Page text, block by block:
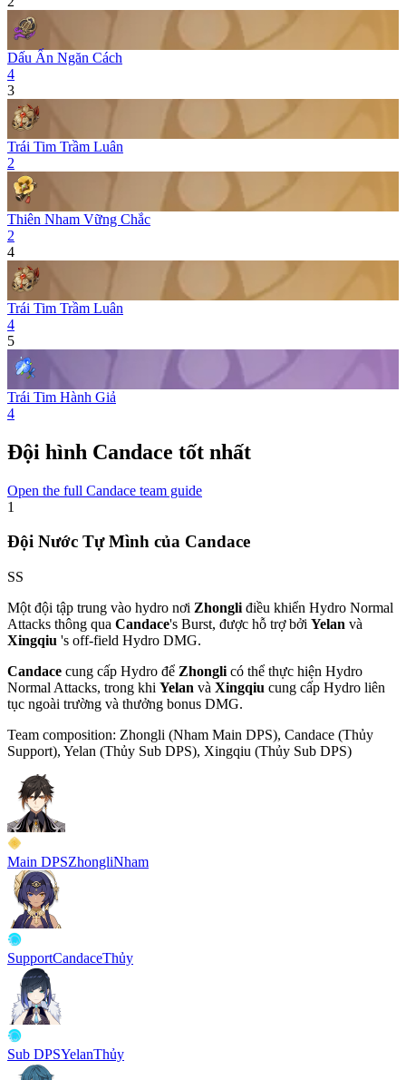
Dấu Ấn Ngăn Cách
4
3
Trái Tim Trầm Luân
2
Thiên Nham Vững Chắc
2
4
Trái Tim Trầm Luân
4
5
Trái Tim Hành Giả
4
Đội hình Candace tốt nhất
Open the full Candace team guide
1
Đội Nước Tự Mình của Candace
SS
Một đội tập trung vào hydro nơi Zhongli điều khiển Hydro Normal
Attacks thông qua Candace's Burst, được hỗ trợ bởi Yelan và
Xingqiu 's off-field Hydro DMG.
Candace cung cấp Hydro để Zhongli có thể thực hiện Hydro
Normal Attacks, trong khi Yelan và Xingqiu cung cấp Hydro liên
tục ngoài trường và thưởng bonus DMG.
Team composition: Zhongli (Nham Main DPS), Candace (Thủy
Support), Yelan (Thủy Sub DPS), Xingqiu (Thủy Sub DPS)
Main DPSZhongliNham
SupportCandaceThủy
Sub DPSYelanThủy